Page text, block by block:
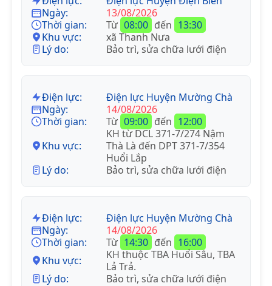
Ngày:
13/08/2026
Thời gian:
Từ 08:00 đến 13:30
Khu vực:
xã Thanh Nưa
Lý do:
Bảo trì, sửa chữa lưới điện
Điện lực:
Điện lực Huyện Mường Chà
Ngày:
14/08/2026
Thời gian:
Từ 09:00 đến 12:00
Khu vực:
KH từ DCL 371-7/274 Nậm
Thà Là đến DPT 371-7/354
Huổi Lắp
Lý do:
Bảo trì, sửa chữa lưới điện
Điện lực:
Điện lực Huyện Mường Chà
Ngày:
14/08/2026
Thời gian:
Từ 14:30 đến 16:00
Khu vực:
KH thuộc TBA Huổi Sâu, TBA
Lả Trả.
Lý do:
Bảo trì, sửa chữa lưới điện